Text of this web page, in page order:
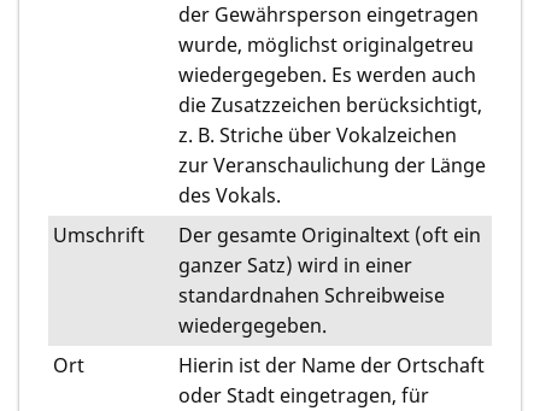
der Gewährsperson eingetragen
wurde, möglichst originalgetreu
wiedergegeben. Es werden auch
die Zusatzzeichen berücksichtigt,
z. B. Striche über Vokalzeichen
zur Veranschaulichung der Länge
des Vokals.
Umschrift
Der gesamte Originaltext (oft ein
ganzer Satz) wird in einer
standardnahen Schreibweise
wiedergegeben.
Ort
Hierin ist der Name der Ortschaft
oder Stadt eingetragen, für